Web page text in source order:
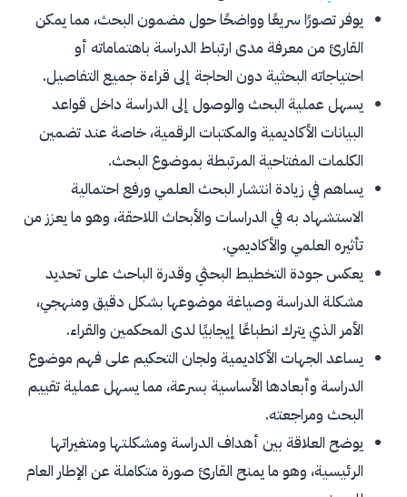
الدراسة؟
هل يجب أن يحتوي عنوان البحث العلمي على
متغيرات الدراسة؟
ما هي الكلمات غير المسموح بها في عنوان البحث؟
هل يجب أن يكون عنوان البحث العلمي قصيرًا أم
طويلًا؟
هل من الضروري أن يتضمن عنوان البحث المتغيرات
الأساسية؟
كيف أعرف أن عنوان البحث العلمي مناسب وغير
مستهلك؟
ما الفرق بين عنوان البحث الجيد والعنوان الضعيف؟
يوفر تصورًا سريعًا وواضحًا حول مضمون البحث، مما يمكن
القارئ من معرفة مدى ارتباط الدراسة باهتماماته أو
احتياجاته البحثية دون الحاجة إلى قراءة جميع التفاصيل.
يسهل عملية البحث والوصول إلى الدراسة داخل قواعد
البيانات الأكاديمية والمكتبات الرقمية، خاصة عند تضمين
الكلمات المفتاحية المرتبطة بموضوع البحث.
يساهم في زيادة انتشار البحث العلمي ورفع احتمالية
الاستشهاد به في الدراسات والأبحاث اللاحقة، وهو ما يعزز من
تأثيره العلمي والأكاديمي.
يعكس جودة التخطيط البحثي وقدرة الباحث على تحديد
مشكلة الدراسة وصياغة موضوعها بشكل دقيق ومنهجي،
الأمر الذي يترك انطباعًا إيجابيًا لدى المحكمين والقراء.
يساعد الجهات الأكاديمية ولجان التحكيم على فهم موضوع
الدراسة وأبعادها الأساسية بسرعة، مما يسهل عملية تقييم
البحث ومراجعته.
يوضح العلاقة بين أهداف الدراسة ومشكلتها ومتغيراتها
الرئيسية، وهو ما يمنح القارئ صورة متكاملة عن الإطار العام